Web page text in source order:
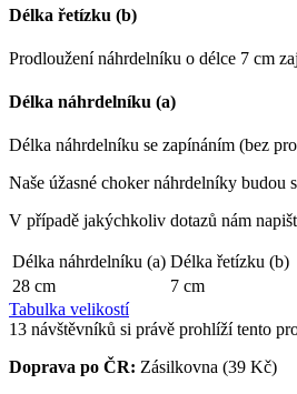
Délka řetízku (b)
Prodloužení náhrdelníku o délce 7 cm
Délka náhrdelníku (a)
Délka náhrdelníku se zapínáním (bez
Naše úžasné choker náhrdelníky
V případě jakýchkoliv dotazů nám
Délka náhrdelníku (a) Délka řetízku (b)
28 cm
7 cm
Tabulka velikostí
13 návštěvníků si právě prohlíží tento
Doprava po ČR: Zásilkovna (39 Kč)